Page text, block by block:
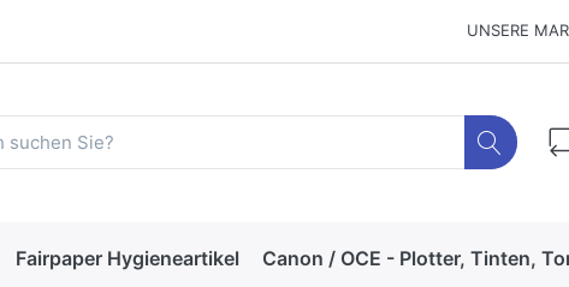
UNSERE
Fairpaper Hygieneartikel Canon / OCE - Plotter, Tinten,